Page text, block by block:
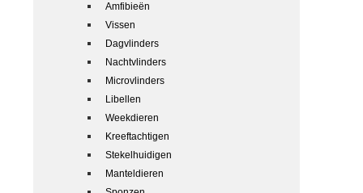
Amfibieën
Vissen
Dagvlinders
Nachtvlinders
Microvlinders
Libellen
Weekdieren
Kreeftachtigen
Stekelhuidigen
Manteldieren